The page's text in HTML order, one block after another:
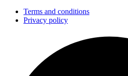
Terms and conditions
Privacy policy